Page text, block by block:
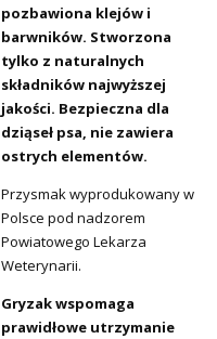
pozbawiona klejów i
barwników. Stworzona
tylko z naturalnych
składników najwyższej
jakości. Bezpieczna dla
dziąseł psa, nie zawiera
ostrych elementów.
Przysmak wyprodukowany w
Polsce pod nadzorem
Powiatowego Lekarza
Weterynarii.
Gryzak wspomaga
prawidłowe utrzymanie